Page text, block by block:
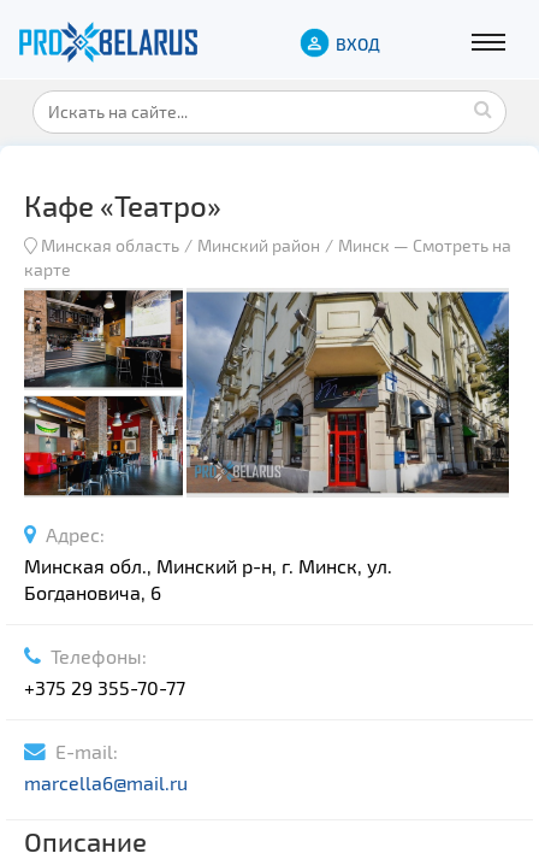
ВХОД
Кафе «Театро»
Минская область Минский район Минск — Смотреть на
карте
Адрес:
Минская обл., Минский р-н, г. Минск, ул.
Богдановича, 6
Телефоны:
+375 29 355-70-77
E-mail:
marcella6@mail.ru
Описание